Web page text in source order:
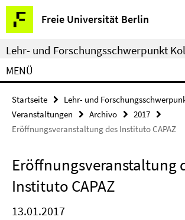
Springe
direkt
zu
Inhalt
Freie Universität Berlin
Service-
Navigation
Lehr- und Forschungsschwerpunkt
MENÜ
Startseite
Lehr- und
Veranstaltungen
Archivo
2017
Eröffnungsveranstaltung des Instituto CAPAZ
Eröffnungsveranstaltung
Instituto CAPAZ
13.01.2017